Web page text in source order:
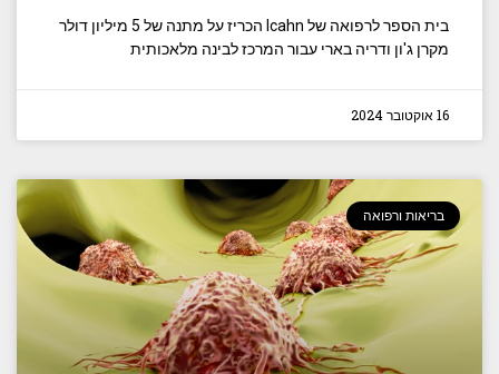
בית הספר לרפואה של Icahn הכריז על מתנה של 5 מיליון דולר
מקרן ג'ון ודריה בארי עבור המרכז לבינה מלאכותית
16 אוקטובר 2024
בריאות ורפואה